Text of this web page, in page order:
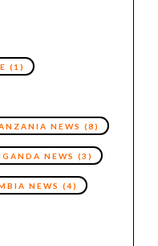
(1)
NEWS (8)
NEWS (3)
NEWS (4)